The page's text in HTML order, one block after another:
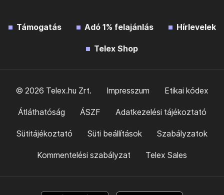
Támogatás Adó 1% felajánlás Hírlevelek
Telex Shop
© 2026 Telex.hu Zrt. Impresszum Etikai kódex
Átláthatóság ÁSZF Adatkezelési tájékoztató
Sütitájékoztató Süti beállítások Szabályzatok
Kommentelési szabályzat Telex Sales